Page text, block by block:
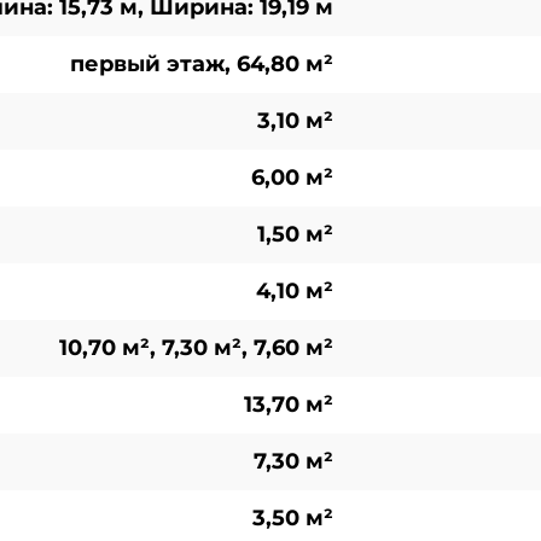
15,73 м, Ширина: 19,19 м
первый этаж, 64,80 м²
3,10 м²
6,00 м²
1,50 м²
4,10 м²
10,70 м², 7,30 м², 7,60 м²
13,70 м²
7,30 м²
3,50 м²